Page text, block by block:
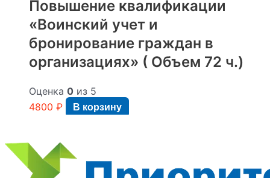
Повышение квалификации
«Воинский учет и
бронирование граждан в
организациях» ( Объем 72 ч.)
Оценка 0 из 5
4800 ₽ В корзину